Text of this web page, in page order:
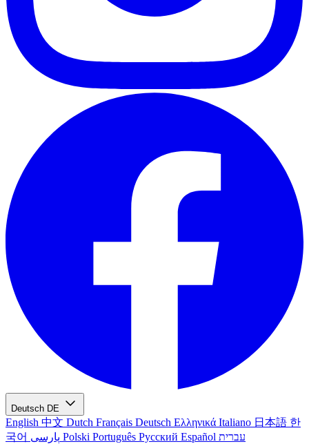
Deutsch DE
English 中文 Dutch Français Deutsch Ελληνικά Italiano 日本語 한
국어
Polski Português Русский Español עברית